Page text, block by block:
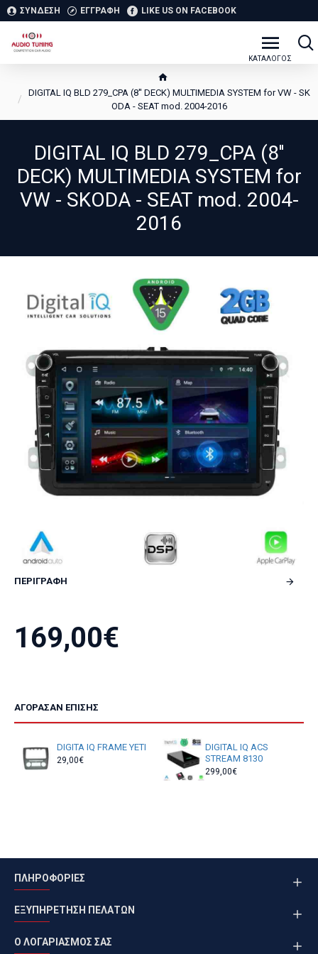
ΣΥΝΔΕΣΗ ΕΓΓΡΑΦΗ LIKE US ON FACEBOOK
DIGITAL IQ BLD 279_CPA (8'' DECK) MULTIMEDIA SYSTEM for VW - SK
ODA - SEAT mod. 2004-2016
DIGITAL IQ BLD 279_CPA (8''
DECK) MULTIMEDIA SYSTEM for
VW - SKODA - SEAT mod. 2004-
2016
ΠΕΡΙΓΡΑΦΗ
169,00€
ΑΓΌΡΑΣΑΝ ΕΠΊΣΗΣ
DIGITA IQ FRAME YETI
29,00€
DIGITAL IQ ACS
STREAM 8130
299,00€
ΠΛΗΡΟΦΟΡΙΕΣ
ΕΞΥΠΗΡΕΤΗΣΗ ΠΕΛΑΤΩΝ
Ο ΛΟΓΑΡΙΑΣΜΟΣ ΣΑΣ